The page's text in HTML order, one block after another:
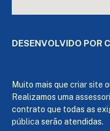
DESENVOLVIDO POR
Muito mais que criar site
Realizamos uma
contrato que todas as
pública serão atendidas.